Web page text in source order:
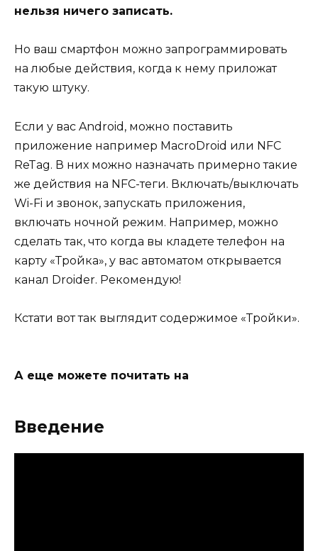
нельзя ничего записать.
Но ваш смартфон можно запрограммировать
на любые действия, когда к нему приложат
такую штуку.
Если у вас Android, можно поставить
приложение например MacroDroid или NFC
ReTag. В них можно назначать примерно такие
же действия на NFC-теги. Включать/выключать
Wi-Fi и звонок, запускать приложения,
включать ночной режим. Например, можно
сделать так, что когда вы кладете телефон на
карту «Тройка», у вас автоматом открывается
канал Droider. Рекомендую!
Кстати вот так выглядит содержимое «Тройки».
А еще можете почитать на
Введение